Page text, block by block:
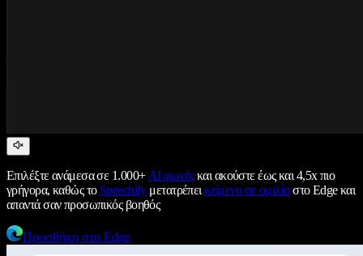
Επιλέξτε ανάμεσα σε 1.000+ AI φωνέςκαι ακούστε έως και 4,5x πιο
γρήγορα, καθώς το Speechifyμετατρέπεικείμενο σε ομιλίαστο Edge και
απαντά σαν προσωπικός βοηθός
Προσθήκη στο Edge